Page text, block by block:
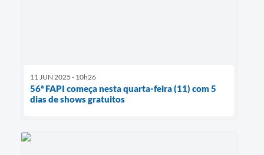
11 JUN 2025 - 10h26
56ª FAPI começa nesta quarta-feira (11) com 5
dias de shows gratuitos